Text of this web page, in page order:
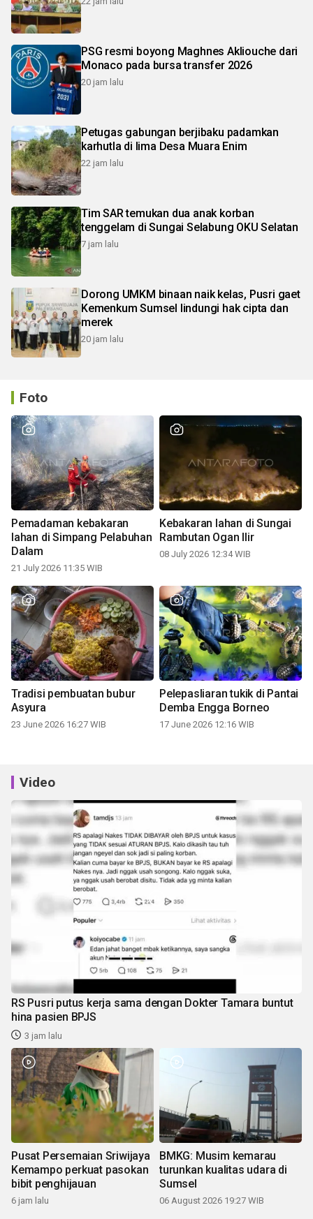
PSG resmi boyong Maghnes Akliouche dari
Monaco pada bursa transfer 2026
20 jam lalu
Petugas gabungan berjibaku padamkan
karhutla di lima Desa Muara Enim
22 jam lalu
Tim SAR temukan dua anak korban
tenggelam di Sungai Selabung OKU Selatan
7 jam lalu
Dorong UMKM binaan naik kelas, Pusri gaet
Kemenkum Sumsel lindungi hak cipta dan
merek
20 jam lalu
Foto
Pemadaman kebakaran
lahan di Simpang Pelabuhan
Dalam
21 July 2026 11:35 WIB
Kebakaran lahan di Sungai
Rambutan Ogan Ilir
08 July 2026 12:34 WIB
Tradisi pembuatan bubur
Asyura
23 June 2026 16:27 WIB
Pelepasliaran tukik di Pantai
Demba Engga Borneo
17 June 2026 12:16 WIB
Video
RS Pusri putus kerja sama dengan Dokter Tamara buntut
hina pasien BPJS
3 jam lalu
Pusat Persemaian Sriwijaya
Kemampo perkuat pasokan
bibit penghijauan
6 jam lalu
BMKG: Musim kemarau
turunkan kualitas udara di
Sumsel
06 August 2026 19:27 WIB